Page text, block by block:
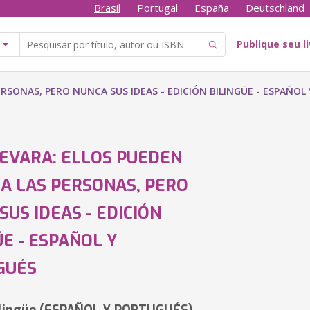
Brasil Portugal España Deutschland
Publique seu
PERO NUNCA SUS IDEAS - EDICIÓN BILINGÜE - ESPAÑOL
ELLOS PUEDEN
LAS PERSONAS, PERO
IDEAS - EDICIÓN
- ESPAÑOL Y